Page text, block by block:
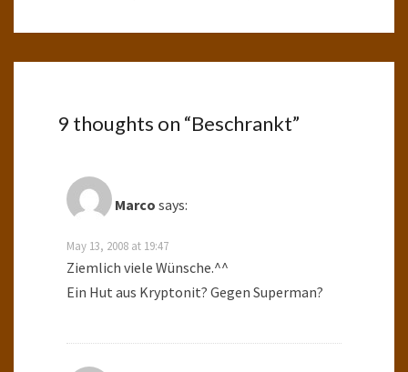
9 thoughts on “Beschrankt”
Marco says:
May 13, 2008 at 19:47
Ziemlich viele Wünsche.^^
Ein Hut aus Kryptonit? Gegen Superman?